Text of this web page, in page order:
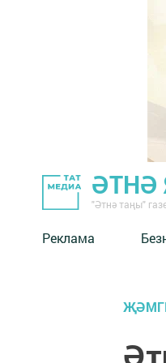
ӘТНӘ
"Әтнә таңы"
Реклама